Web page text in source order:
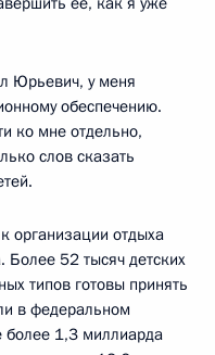
Юрьевич, у меня
обеспечению.
ко мне отдельно,
слов сказать
организации отдыха
Более 52 тысяч детских
типов готовы принять
в федеральном
более 1,3 миллиарда